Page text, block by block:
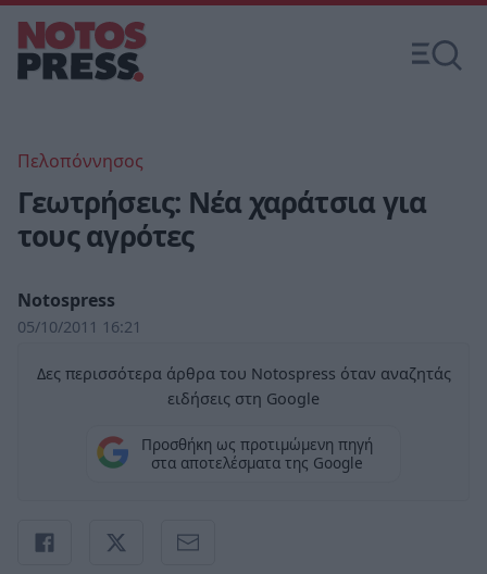
Πελοπόννησος
Γεωτρήσεις: Νέα χαράτσια για
τους αγρότες
Notospress
05/10/2011 16:21
Δες περισσότερα άρθρα του Notospress όταν αναζητάς
ειδήσεις στη Google
Προσθήκη ως προτιμώμενη πηγή
στα αποτελέσματα της Google